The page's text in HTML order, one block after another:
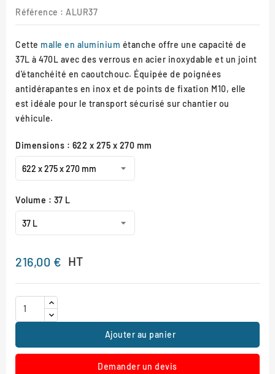
Référence : ALUR37
Cette malle en aluminium étanche offre une capacité de
37L à 470L avec des verrous en acier inoxydable et un joint
d'étanchéité en caoutchouc. Équipée de poignées
antidérapantes en inox et de points de fixation M10, elle
est idéale pour le transport sécurisé sur chantier ou
véhicule.
Dimensions : 622 x 275 x 270 mm
Volume : 37 L
216,00 € HT
Ajouter au panier
Demander un devis